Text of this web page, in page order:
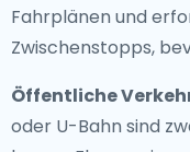
Fahrplänen und
Zwischenstopps,
Öffentliche
oder U-Bahn sind